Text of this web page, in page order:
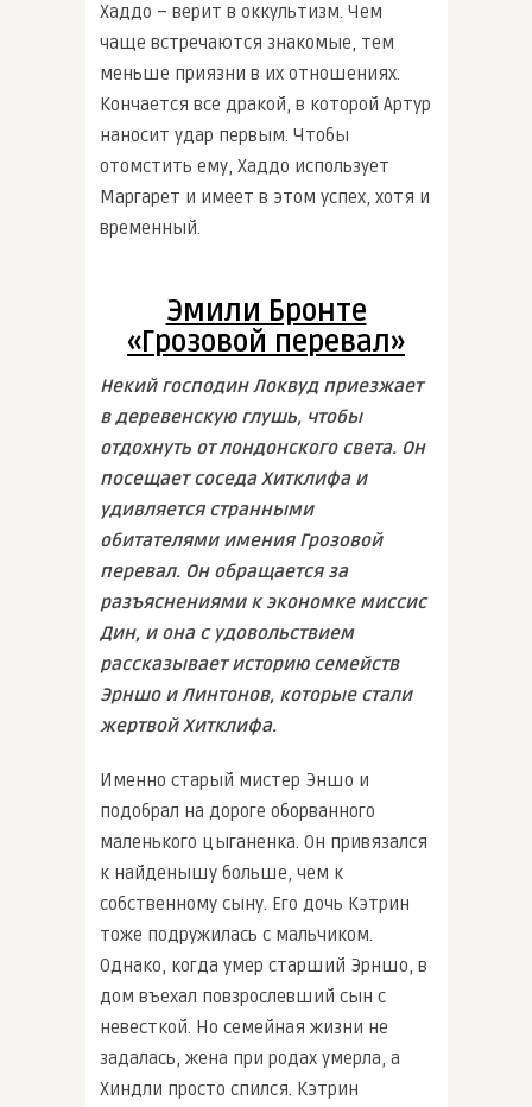
Хаддо – верит в оккультизм. Чем
чаще встречаются знакомые, тем
меньше приязни в их отношениях.
Кончается все дракой, в которой Артур
наносит удар первым. Чтобы
отомстить ему, Хаддо использует
Маргарет и имеет в этом успех, хотя и
временный.
Эмили Бронте
«Грозовой перевал»
Некий господин Локвуд приезжает
в деревенскую глушь, чтобы
отдохнуть от лондонского света. Он
посещает соседа Хитклифа и
удивляется странными
обитателями имения Грозовой
перевал. Он обращается за
разъяснениями к экономке миссис
Дин, и она с удовольствием
рассказывает историю семейств
Эрншо и Линтонов, которые стали
жертвой Хитклифа.
Именно старый мистер Эншо и
подобрал на дороге оборванного
маленького цыганенка. Он привязался
к найденышу больше, чем к
собственному сыну. Его дочь Кэтрин
тоже подружилась с мальчиком.
Однако, когда умер старший Эрншо, в
дом въехал повзрослевший сын с
невесткой. Но семейная жизни не
задалась, жена при родах умерла, а
Хиндли просто спился. Кэтрин